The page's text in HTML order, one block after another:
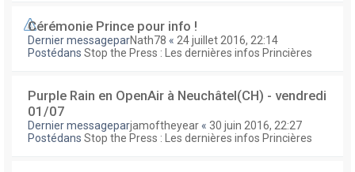
Cérémonie Prince pour info !
Dernier messageparNath78 « 24 juillet 2016, 22:14
Postédans Stop the Press : Les dernières infos Princières
Purple Rain en OpenAir à Neuchâtel(CH) - vendredi
01/07
Dernier messageparjamoftheyear « 30 juin 2016, 22:27
Postédans Stop the Press : Les dernières infos Princières